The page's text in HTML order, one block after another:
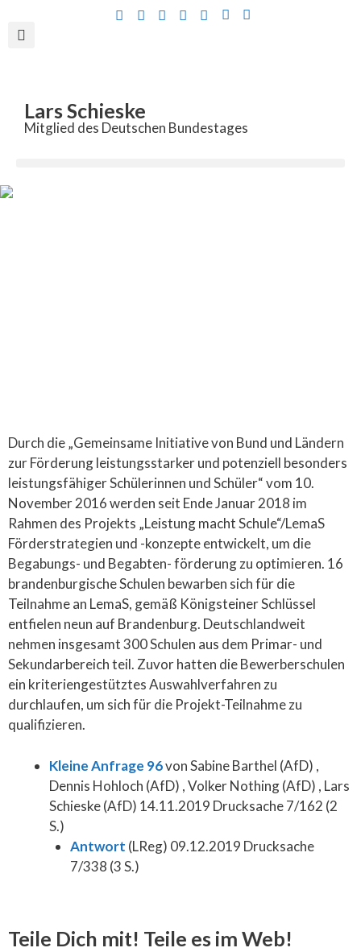
Lars Schieske
Mitglied des Deutschen Bundestages
Durch die „Gemeinsame Initiative von Bund und Ländern
zur Förderung leistungsstarker und potenziell besonders
leistungsfähiger Schülerinnen und Schüler“ vom 10.
November 2016 werden seit Ende Januar 2018 im
Rahmen des Projekts „Leistung macht Schule“/LemaS
Förderstrategien und -konzepte entwickelt, um die
Begabungs- und Begabten- förderung zu optimieren. 16
brandenburgische Schulen bewarben sich für die
Teilnahme an LemaS, gemäß Königsteiner Schlüssel
entfielen neun auf Brandenburg. Deutschlandweit
nehmen insgesamt 300 Schulen aus dem Primar- und
Sekundarbereich teil. Zuvor hatten die Bewerberschulen
ein kriteriengestütztes Auswahlverfahren zu
durchlaufen, um sich für die Projekt-Teilnahme zu
qualifizieren.
Kleine Anfrage 96von Sabine Barthel (AfD) ,
Dennis Hohloch (AfD) , Volker Nothing (AfD) , Lars
Schieske (AfD) 14.11.2019 Drucksache 7/162 (2
S.)
Antwort (LReg) 09.12.2019 Drucksache
7/338 (3 S.)
Teile Dich mit! Teile es im Web!